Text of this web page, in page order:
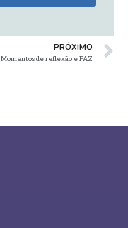
PRÓXIMO
Momentos de reflexão e PAZ